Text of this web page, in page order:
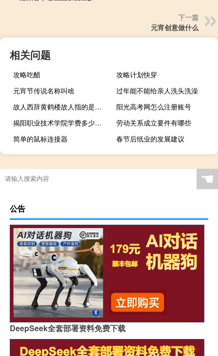
下一篇
元宵创意做什么
相关问题
攻略吃醋
攻略计划快穿
元宵节传说名称叫啥
过年能不能给亲人洗头洗澡
故人西辞黄鹤楼故人指的是什么
阳光高考网怎么注册账号
揭阳职业技术学院学费多少钱（揭阳职业技术学院）
劳动关系成立要件有哪些
简单的鼠标连接器
春节后纸业的发展建议
☚
公告
DeepSeek全套部署资料免费下载